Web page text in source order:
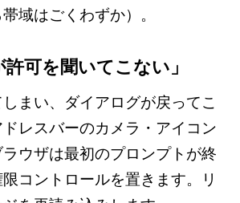
域はごくわずか）。
許可を聞いてこない」
まい、ダイアログが戻ってこ
レスバーのカメラ・アイコン
ウザは最初のプロンプトが終
コントロールを置きます。リ